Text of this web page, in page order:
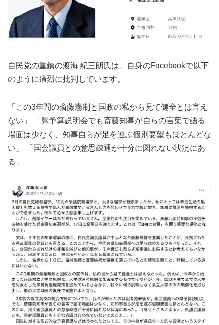
自民党の重鎮の渡海 紀三朗氏は、自身のFacebookで以下
のように痛烈に批判しています。
「この3年間の斎藤憲制と国政の私から見て健全とは言え
ない」 「県予算説明会でも斎藤知事が自らの言葉で語る
場面は少なく、知事自らが足を運ぶ個別要望もほとんどな
い」 「国会議員との意思疎通が十分に図れない状況にあ
る」